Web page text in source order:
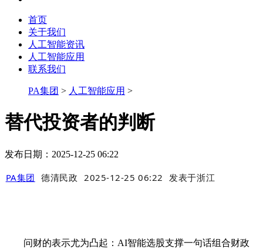
首页
关于我们
人工智能资讯
人工智能应用
联系我们
PA集团 > 人工智能应用 >
替代投资者的判断
发布日期：2025-12-25 06:22
PA集团 德清民政 2025-12-25 06:22 发表于浙江
问财的表示尤为凸起：AI智能选股支撑一句话组合财政